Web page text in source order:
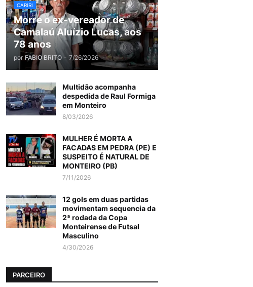
CARIRI
Morre o ex-vereador de
Camalaú Aluízio Lucas, aos
78 anos
por FABIO BRITO - 7/26/2026
Multidão acompanha
despedida de Raul Formiga
em Monteiro
8/03/2026
MULHER É MORTA A
FACADAS EM PEDRA (PE) E
SUSPEITO É NATURAL DE
MONTEIRO (PB)
7/11/2026
12 gols em duas partidas
movimentam sequencia da
2ª rodada da Copa
Monteirense de Futsal
Masculino
4/30/2026
PARCEIRO